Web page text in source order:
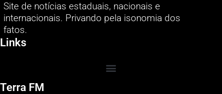
Site de notícias estaduais, nacionais e
internacionais. Privando pela isonomia dos
fatos.
Links
Terra FM